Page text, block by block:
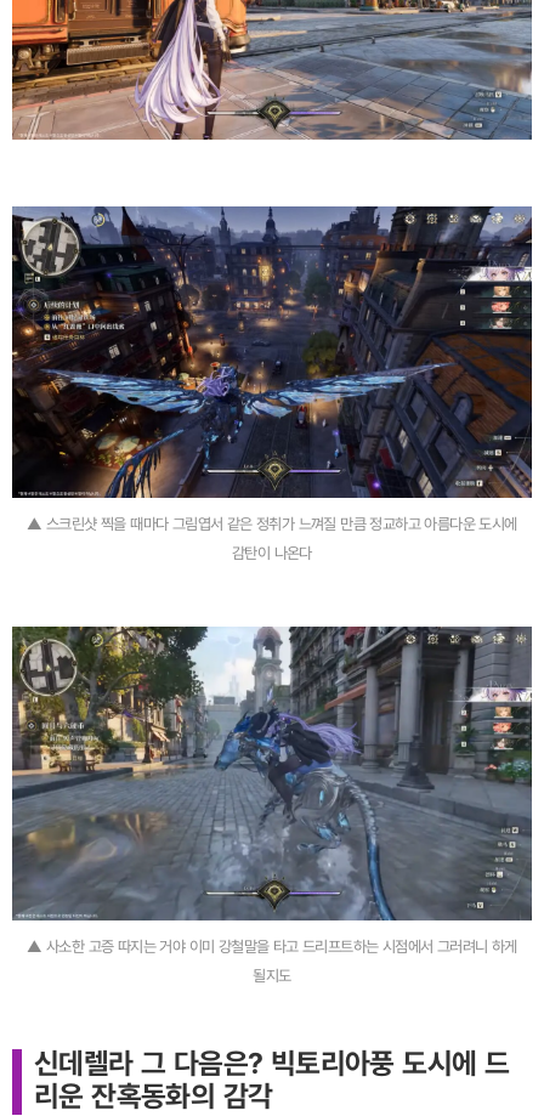
▲ 스크린샷 찍을 때마다 그림엽서 같은 정취가 느껴질 만큼 정교하고 아름다운 도시에
감탄이 나온다
▲ 사소한 고증 따지는 거야 이미 강철말을 타고 드리프트하는 시점에서 그러려니 하게
될지도
신데렐라 그 다음은? 빅토리아풍 도시에 드
리운 잔혹동화의 감각